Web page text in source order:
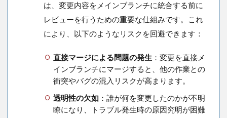
は、変更内容をメインブランチに統合する前に
レビューを行うための重要な仕組みです。これ
により、以下のようなリスクを回避できます：
直接マージによる問題の発生 ：変更を直接メ
インブランチにマージすると、他の作業との
衝突やバグの混入リスクが高まります。
透明性の欠如：誰が何を変更したのかが不明
瞭になり、トラブル発生時の原因究明が困難